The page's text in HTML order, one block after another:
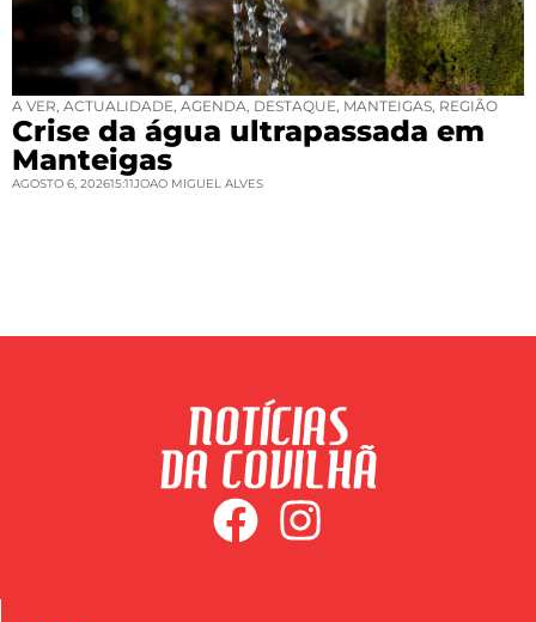
A VER, ACTUALIDADE, AGENDA, DESTAQUE, MANTEIGAS, REGIÃO
Crise da água ultrapassada em
Manteigas
AGOSTO 6, 202615:11JOAO MIGUEL ALVES